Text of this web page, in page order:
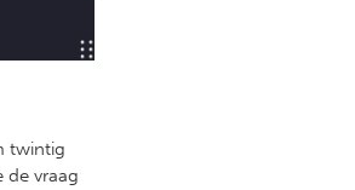
twintig
de vraag